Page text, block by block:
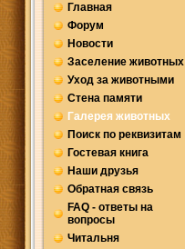
Главная
Форум
Новости
Заселение животных
Уход за животными
Стена памяти
Галерея животных
Поиск по реквизитам
Гостевая книга
Наши друзья
Обратная связь
FAQ - ответы на
вопросы
Читальня